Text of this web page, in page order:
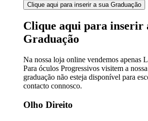
Clique aqui para inserir a sua Graduação
Clique aqui para inserir
Graduação
Na nossa loja online vendemos apenas
Para óculos Progressivos visitem a
graduação não esteja disponível para
contacto connosco.
Olho Direito